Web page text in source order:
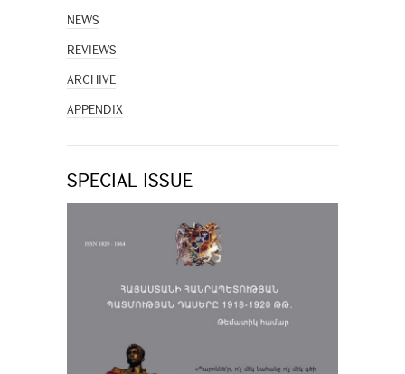
NEWS
REVIEWS
ARCHIVE
APPENDIX
SPECIAL ISSUE